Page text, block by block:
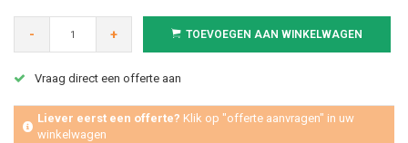
- + TOEVOEGEN AAN WINKELWAGEN
Vraag direct een offerte aan
Liever eerst een offerte? Klik op "offerte aanvragen" in uw
winkelwagen